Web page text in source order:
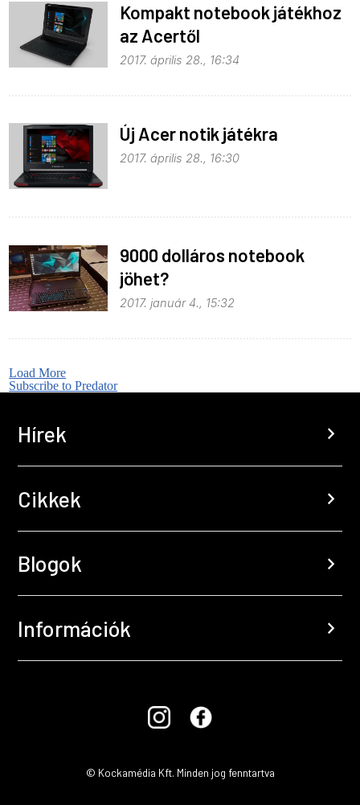
Kompakt notebook játékhoz
az Acertől
2017. április 28., 16:34
Új Acer notik játékra
2017. április 28., 16:30
9000 dolláros notebook
jöhet?
2017. január 4., 15:32
Load More
Subscribe to Predator
Hírek chevron_right
Cikkek chevron_right
Blogok chevron_right
Információk chevron_right
© Kockamédia Kft. Minden jog fenntartva